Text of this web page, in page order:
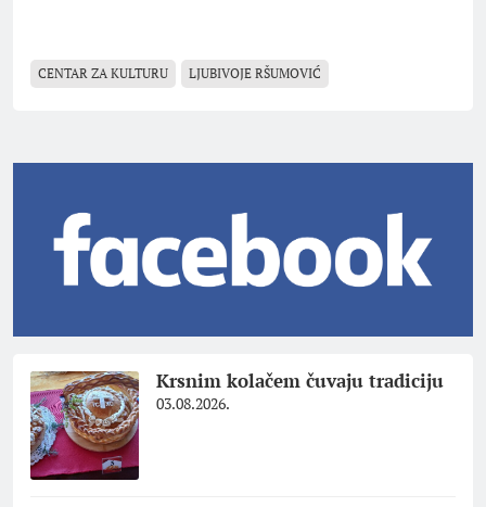
CENTAR ZA KULTURU LJUBIVOJE RŠUMOVIĆ
Krsnim kolačem čuvaju tradiciju
03.08.2026.